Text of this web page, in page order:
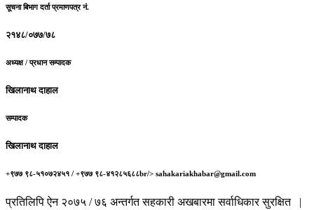
सूचना बिभाग दर्ता प्रमाणपत्र नं.
२१४८/०७७/७८
अध्यक्ष / प्रधान सम्पादक
खिलानाथ दाहाल
सम्पादक
खिलानाथ दाहाल
+९७७ ९८-५१०७२४५१ / +९७७ ९८-४१२८५६८८br/> sahakariakhabar@gmail.com
प्रतिलिपि ऐन २०७५ / ७६ अन्तर्गत सहकारी अखबारमा सर्वाधिकार सुरक्षित |